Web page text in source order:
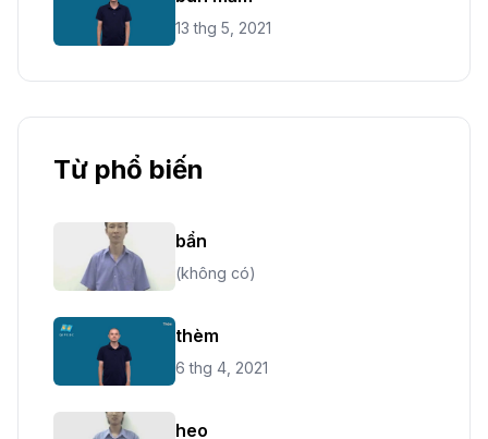
13 thg 5, 2021
Từ phổ biến
bẩn
(không có)
thèm
6 thg 4, 2021
heo